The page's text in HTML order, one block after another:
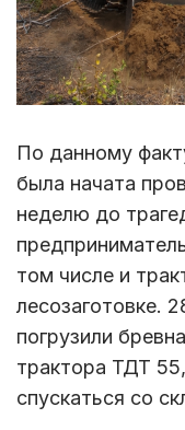
По данному
была начата
неделю до
том числе и
лесозаготовке.
погрузили
трактора ТДТ
спускаться со